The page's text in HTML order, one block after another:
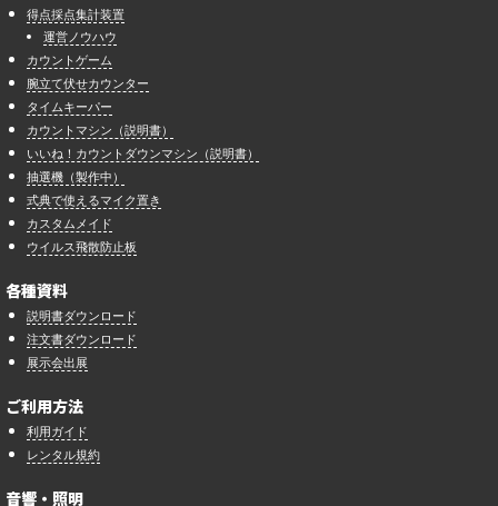
得点採点集計装置
運営ノウハウ
カウントゲーム
腕立て伏せカウンター
タイムキーパー
カウントマシン（説明書）
いいね！カウントダウンマシン（説明書）
抽選機（製作中）
式典で使えるマイク置き
カスタムメイド
ウイルス飛散防止板
各種資料
説明書ダウンロード
注文書ダウンロード
展示会出展
ご利用方法
利用ガイド
レンタル規約
音響・照明